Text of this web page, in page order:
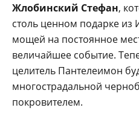
Жлобинский Стефан,
столь ценном подарке из
мощей на постоянное
величайшее событие.
целитель Пантелеимон
многострадальной
покровителем.